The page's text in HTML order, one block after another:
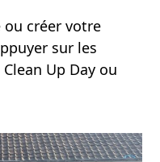
ou créer votre
sur les
Up Day ou